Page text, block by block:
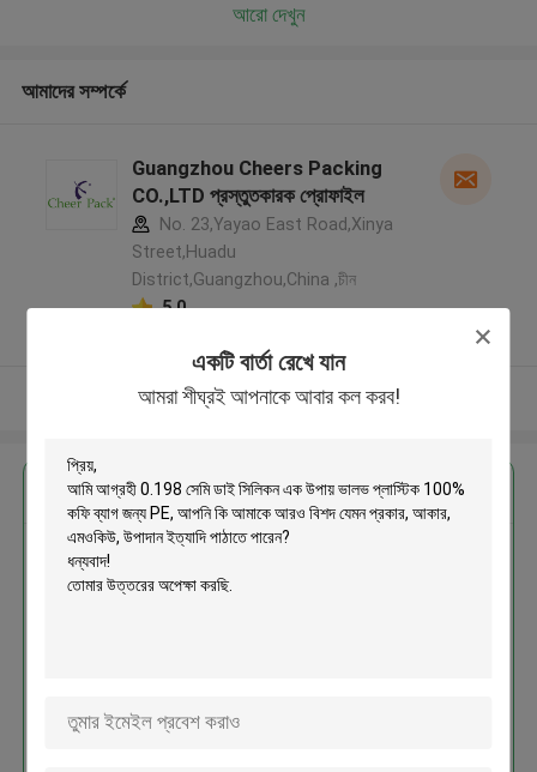
একটি বার্তা রেখে যান
আমরা শীঘ্রই আপনাকে আবার কল করব!
আরো দেখুন
আমাদের সম্পর্কে
Guangzhou Cheers Packing
CO.,LTD প্রস্তুতকারক প্রোফাইল
No. 23,Yayao East Road,Xinya
Street,Huadu
District,Guangzhou,China ,চীন
5.0
আরো দেখুন
এর সেরা মূল্য পান
প্লাস্টিক 100% কফি ব্যাগ জন্য PE